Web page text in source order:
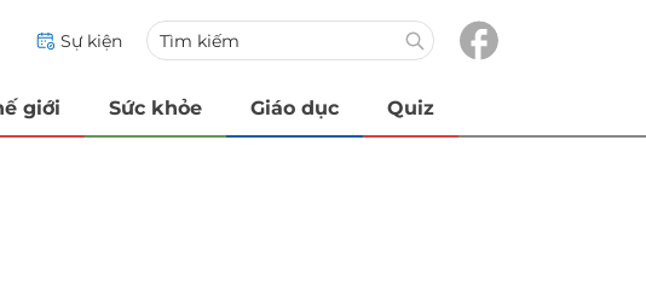
Sự kiện
giới Sức khỏe Giáo dục Quiz